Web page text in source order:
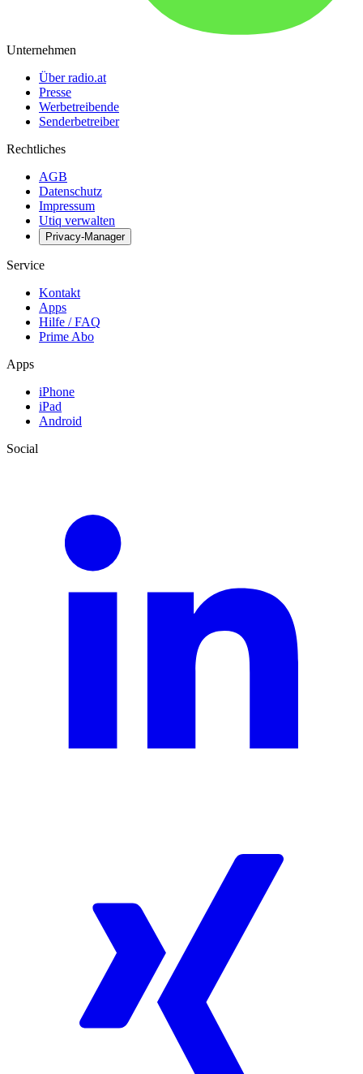
Unternehmen
Über radio.at
Presse
Werbetreibende
Senderbetreiber
Rechtliches
AGB
Datenschutz
Impressum
Utiq verwalten
Privacy-Manager
Service
Kontakt
Apps
Hilfe / FAQ
Prime Abo
Apps
iPhone
iPad
Android
Social